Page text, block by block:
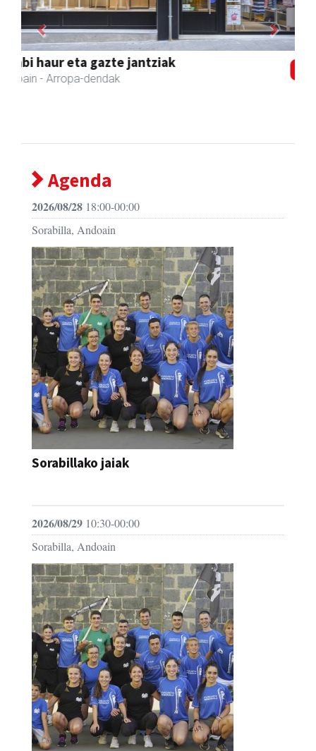
Keinu euskal jantziak
Andoain - Arropa-dendak
Previous Next
Agenda
2026/08/28 18:00-00:00
Sorabilla, Andoain
Sorabillako jaiak
2026/08/29 10:30-00:00
Sorabilla, Andoain